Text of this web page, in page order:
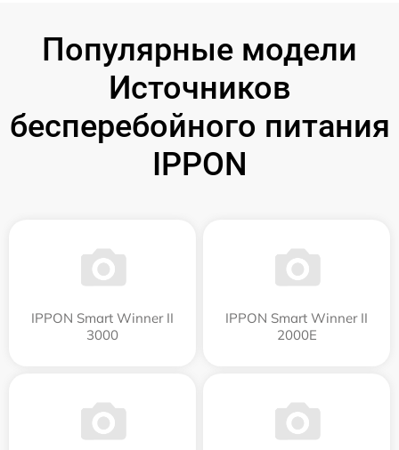
Популярные модели
Источников
бесперебойного питания
IPPON
IPPON Smart Winner II
3000
IPPON Smart Winner II
2000E